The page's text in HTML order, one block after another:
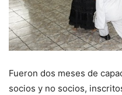
Fueron dos meses de
socios y no socios,